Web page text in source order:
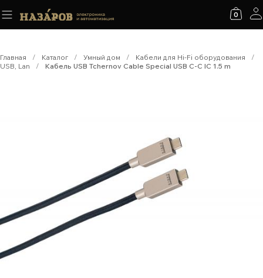
0
Главная / Каталог / Умный дом / Кабели для Hi-Fi оборудования
/
USB, Lan
/ Кабель USB Tchernov Cable Special USB C-C IC 1.5 m